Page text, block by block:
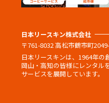
日本リースキン株式会社
〒761-8032 高松市鶴市町
日本リースキンは、1964年の
岡山・高知の皆様にレンタル
サービスを展開しています。